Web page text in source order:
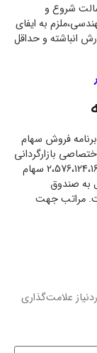
شروع و
به ایفای
انباشته و حداقل
فروش سهام
بازارگردانی
توسعه فولاد مبارکه)، به استحضار می رساند تعداد 2،576،124،162 سهام
1401/08/29 با قیمت 4،980 ریال به صندوق
مراتب جهت
علامت‌گذاری